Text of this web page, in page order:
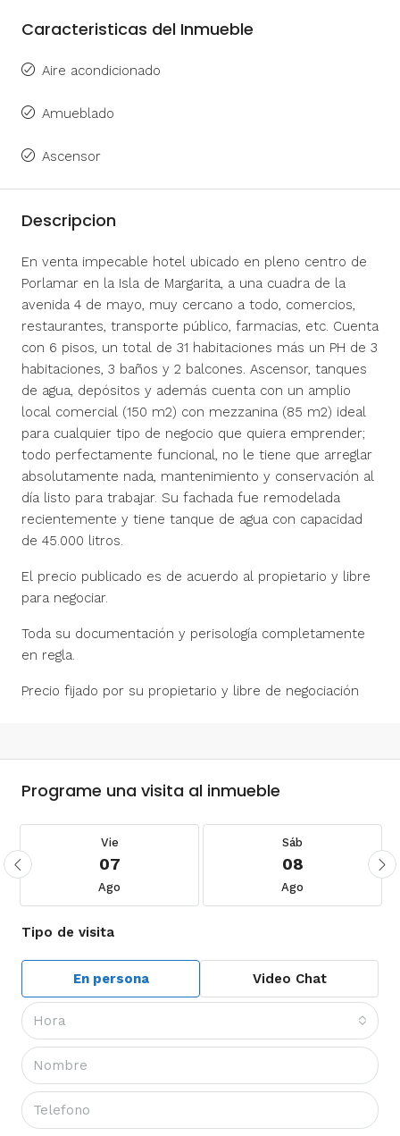
Caracteristicas del Inmueble
Aire acondicionado
Amueblado
Ascensor
Descripcion
En venta impecable hotel ubicado en pleno centro de
Porlamar en la Isla de Margarita, a una cuadra de la
avenida 4 de mayo, muy cercano a todo, comercios,
restaurantes, transporte público, farmacias, etc. Cuenta
con 6 pisos, un total de 31 habitaciones más un PH de 3
habitaciones, 3 baños y 2 balcones. Ascensor, tanques
de agua, depósitos y además cuenta con un amplio
local comercial (150 m2) con mezzanina (85 m2) ideal
para cualquier tipo de negocio que quiera emprender;
todo perfectamente funcional, no le tiene que arreglar
absolutamente nada, mantenimiento y conservación al
día listo para trabajar. Su fachada fue remodelada
recientemente y tiene tanque de agua con capacidad
de 45.000 litros.
El precio publicado es de acuerdo al propietario y libre
para negociar.
Toda su documentación y perisología completamente
en regla.
Precio fijado por su propietario y libre de negociación
Programe una visita al inmueble
Vie
07
Ago
Sáb
08
Ago
Tipo de visita
En persona Video Chat
Hora